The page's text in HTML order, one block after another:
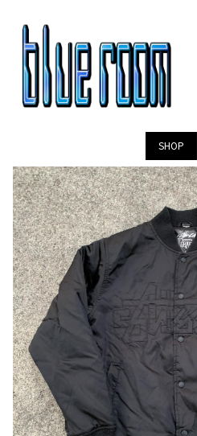
SHOP